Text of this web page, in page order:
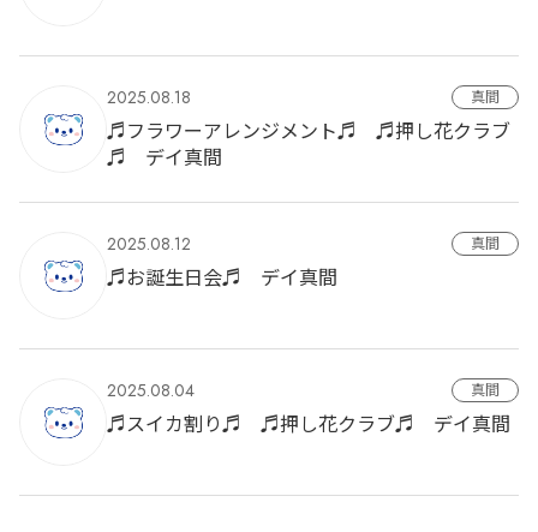
2025.08.18 真間
♬フラワーアレンジメント♬ ♬押し花クラブ
♬ デイ真間
2025.08.12 真間
♬お誕生日会♬ デイ真間
2025.08.04 真間
♬スイカ割り♬ ♬押し花クラブ♬ デイ真間